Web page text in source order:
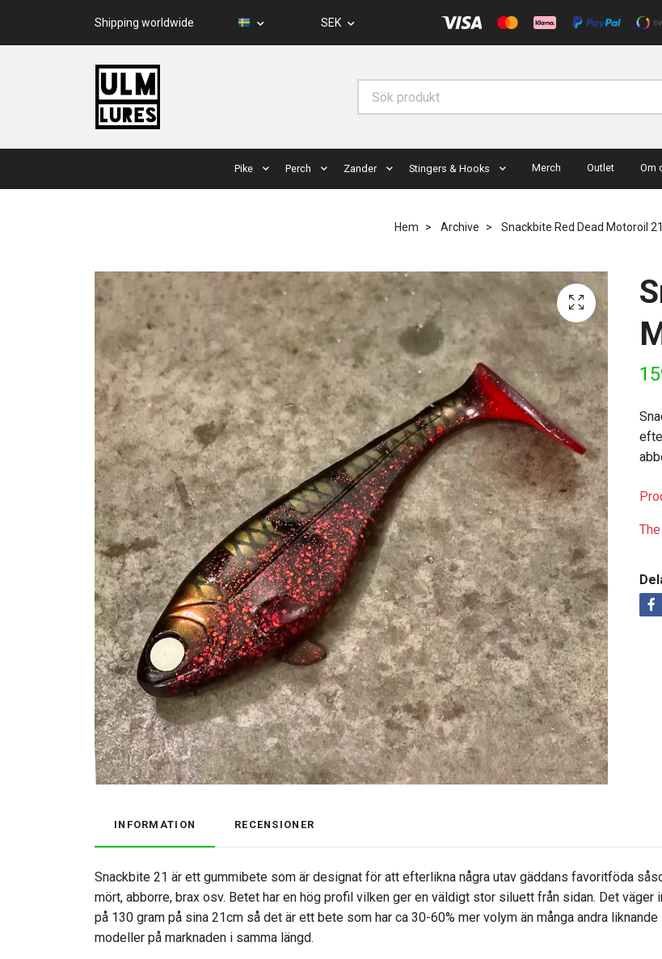
Shipping worldwide SEK
Pike Perch Zander Stingers & Hooks Merch Outlet Om
Hem Archive Snackbite Red Dead Motoroil
INFORMATION RECENSIONER
Snackbite 21 är ett gummibete som är designat för att efterlikna några utav gäddans favoritföda
mört, abborre, brax osv. Betet har en hög profil vilken ger en väldigt stor siluett från sidan. Det väger
på 130 gram på sina 21cm så det är ett bete som har ca 30-60% mer volym än många andra liknande
modeller på marknaden i samma längd.